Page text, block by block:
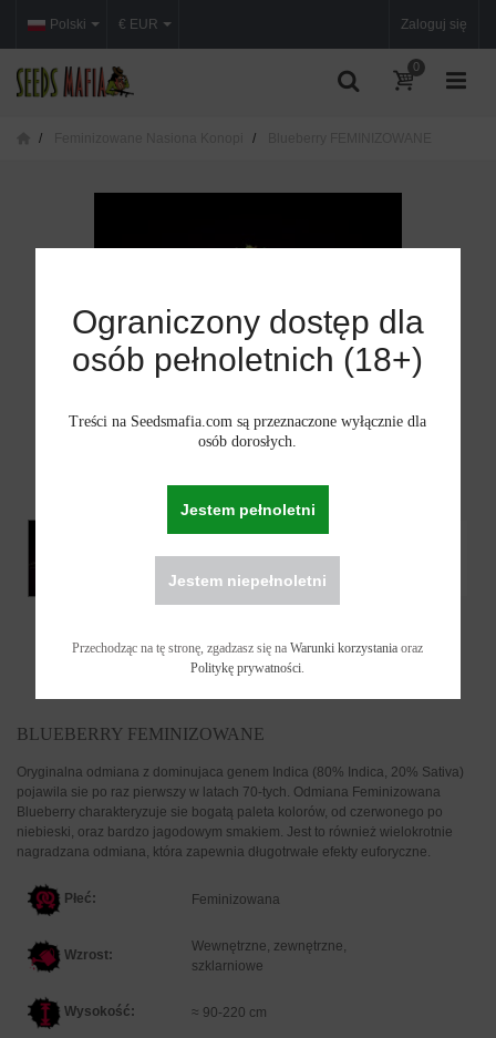
Polski Zaloguj się
€ EUR
0
BLUEBERRY FEMINIZOWANE
Oryginalna odmiana z dominujaca genem Indica (80% Indica, 20% Sativa)
pojawila sie po raz pierwszy w latach 70-tych. Odmiana Feminizowana
Blueberry charakteryzuje sie bogatą paleta kolorów, od czerwonego po
niebieski, oraz bardzo jagodowym smakiem. Jest to również wielokrotnie
nagradzana odmiana, która zapewnia długotrwałe efekty euforyczne.
Płeć: Feminizowana
Wzrost:
Wewnętrzne, zewnętrzne,
szklarniowe
Wysokość: ≈ 90-220 cm
Ograniczony dostęp dla
osób pełnoletnich (18+)
Treści na Seedsmafia.com są przeznaczone wyłącznie dla
osób dorosłych.
Jestem pełnoletni
Jestem niepełnoletni
Przechodząc na tę stronę, zgadzasz się naWarunki korzystania oraz
Politykę prywatności.